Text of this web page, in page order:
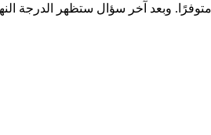
وبعد آخر سؤال ستظهر الدرجة